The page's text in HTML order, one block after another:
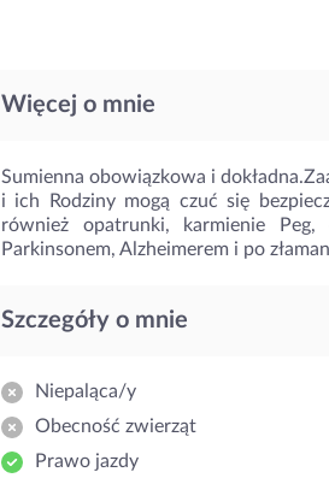
Więcej o mnie
Sumienna obowiązkowa i
i ich Rodziny mogą czuć się
również opatrunki, karmienie
Parkinsonem, Alzheimerem i po
Szczegóły o mnie
Niepaląca/y
Obecność zwierząt
Prawo jazdy